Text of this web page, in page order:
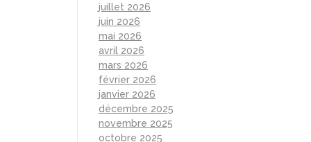
juillet 2026
juin 2026
mai 2026
avril 2026
mars 2026
février 2026
janvier 2026
décembre 2025
novembre 2025
octobre 2025